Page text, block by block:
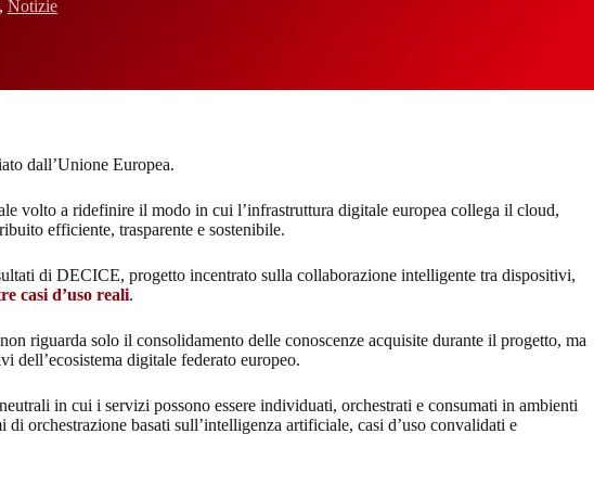
, Notizie
dall’Unione Europea.
volto a ridefinire il modo in cui l’infrastruttura digitale europea collega il cloud,
efficiente, trasparente e sostenibile.
di DECICE, progetto incentrato sulla collaborazione intelligente tra dispositivi,
casi d’uso reali.
riguarda solo il consolidamento delle conoscenze acquisite durante il progetto, ma
digitale federato europeo.
in cui i servizi possono essere individuati, orchestrati e consumati in ambienti
orchestrazione basati sull’intelligenza artificiale, casi d’uso convalidati e